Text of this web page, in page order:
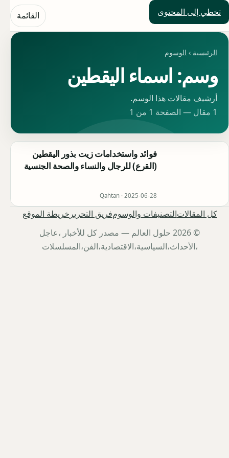
تخطي إلى المحتوى
حلول العالم القائمة
الرئيسية › الوسوم
وسم: اسماء اليقطين
أرشيف مقالات هذا الوسم.
1 مقال — الصفحة 1 من 1
فوائد واستخدامات زيت بذور اليقطين
(القرع) للرجال والنساء والصحة الجنسية
Qahtan · 2025-06-28
كل المقالاتالتصنيفات والوسومفريق التحرير خريطة الموقع
© 2026 حلول العالم — مصدر كل للأخبار ،عاجل
،الأحداث،السياسية،الاقتصادية،الفن،المسلسلات